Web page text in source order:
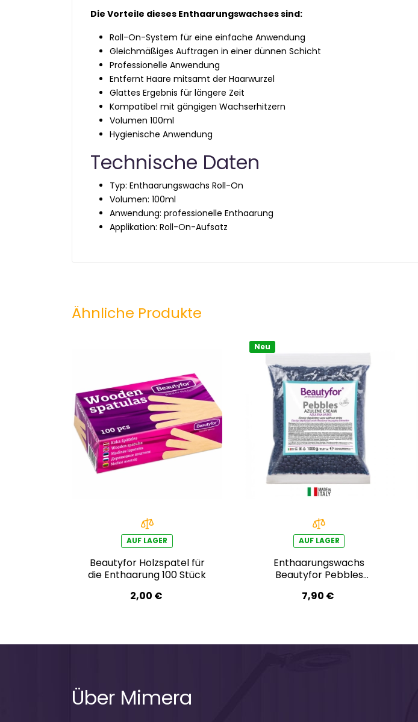
Die Vorteile dieses Enthaarungswachses sind:
Roll-On-System für eine einfache Anwendung
Gleichmäßiges Auftragen in einer dünnen Schicht
Professionelle Anwendung
Entfernt Haare mitsamt der Haarwurzel
Glattes Ergebnis für längere Zeit
Kompatibel mit gängigen Wachserhitzern
Volumen 100ml
Hygienische Anwendung
Technische Daten
Typ: Enthaarungswachs Roll-On
Volumen: 100ml
Anwendung: professionelle Enthaarung
Applikation: Roll-On-Aufsatz
Ähnliche Produkte
AUF LAGER
Beautyfor Holzspatel für
die Enthaarung 100 Stück
2,00 €
Neu
AUF LAGER
Enthaarungswachs
Beautyfor Pebbles
7,90 €
Über Mimera